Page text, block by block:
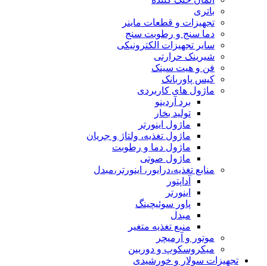
باتری
تجهیزات و قطعات ماینر
دما سنج و رطوبت سنج
سایر تجهیزات الکترونیکی
شیرینک حرارتی
فن و هیت سینک
کیس پاوربانک
ماژول های کاربردی
برد آردینو
تولید بخار
ماژول اینورتر
ماژول تغذیه، ولتاژ و جریان
ماژول دما و رطوبت
ماژول صوتی
منابع تغذیه،درایور، اینورتر،مبدل
آداپتور
اینورتر
پاور سوئیچینگ
مبدل
منبع تغذیه متغیر
موتور و آرمیچر
میکروسکوپ و دوربین
تجهیزات سولار و خورشیدی